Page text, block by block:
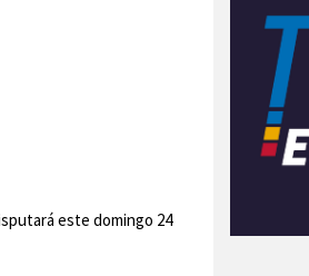
este domingo 24